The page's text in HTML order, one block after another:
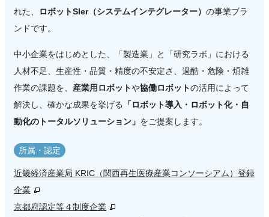
れた、
ロボットSIer（システムインテグレーター） の事業ブラ
ンドです。
中小企業をはじめとした、「製造業」と「研究ラボ」における
人材不足、生産性・品質・精度の不安定さ、過酷・危険・煩雑
作業の課題を、 産業用ロボットや協働ロボットの活用によって
解決し、確かな成果を挙げる
「ロボット導入・ロボット化・自
動化のトータルソリューション」 をご提案します。
所属・認定
近畿経済産業局 KRIC（関西再生医療産業コンソーシアム）登録
企業
京都府認定等４制度企業